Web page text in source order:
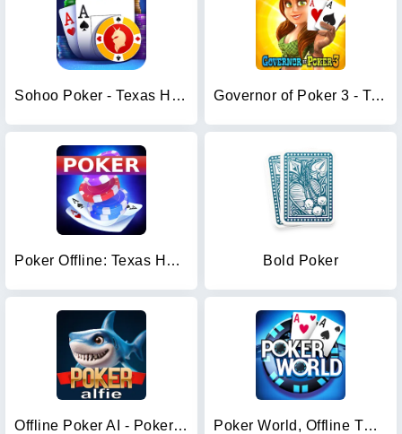
Sohoo Poker - Texas Holdem Governor of Poker 3 - Texas
Poker Offline: Texas Holdem Bold Poker
Offline Poker AI - PokerAlfie Poker World, Offline TX Holdem